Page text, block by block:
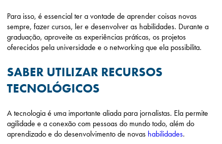
Para isso, é essencial ter a vontade de aprender coisas novas
sempre, fazer cursos, ler e desenvolver as habilidades. Durante a
graduação, aproveite as experiências práticas, os projetos
oferecidos pela universidade e o networking que ela possibilita.
SABER UTILIZAR RECURSOS
TECNOLÓGICOS
A tecnologia é uma importante aliada para jornalistas. Ela permite
agilidade e a conexão com pessoas do mundo todo, além do
aprendizado e do desenvolvimento de novas habilidades.